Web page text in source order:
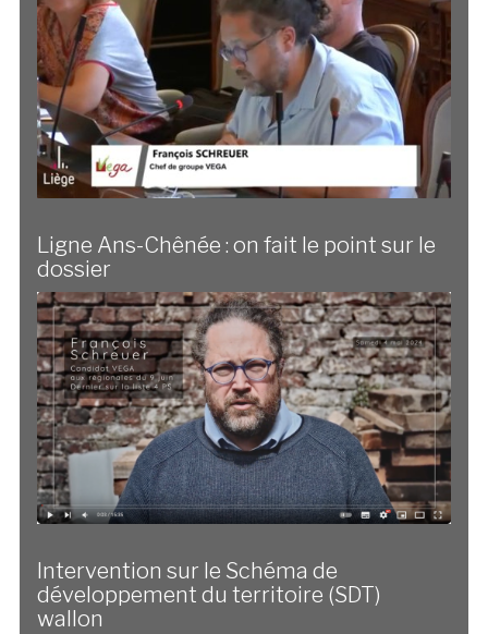
Ligne Ans-Chênée : on fait le point sur le
dossier
Intervention sur le Schéma de
développement du territoire (SDT)
wallon